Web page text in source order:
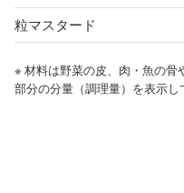
粒マスタード
※ 材料は野菜の皮、肉・魚の骨
部分の分量（調理量）を表示し